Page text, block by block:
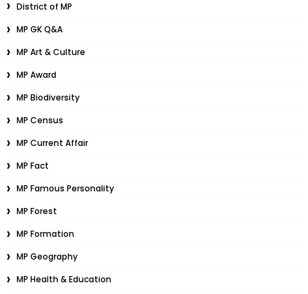
District of MP
MP GK Q&A
MP Art & Culture
MP Award
MP Biodiversity
MP Census
MP Current Affair
MP Fact
MP Famous Personality
MP Forest
MP Formation
MP Geography
MP Health & Education